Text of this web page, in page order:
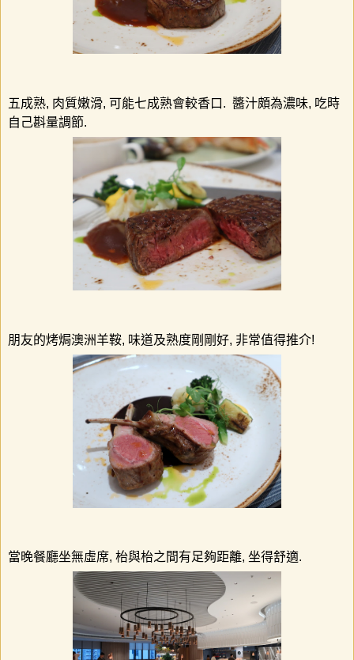
五成熟, 肉質嫩滑, 可能七成熟會較香口 . 醬汁頗為濃味, 吃時
自己斟量調節.
朋友的烤焗澳洲羊鞍, 味道及熟度剛剛好, 非常值得推介!
當晚餐廳坐無虛席, 枱與枱之間有足夠距離, 坐得舒適.